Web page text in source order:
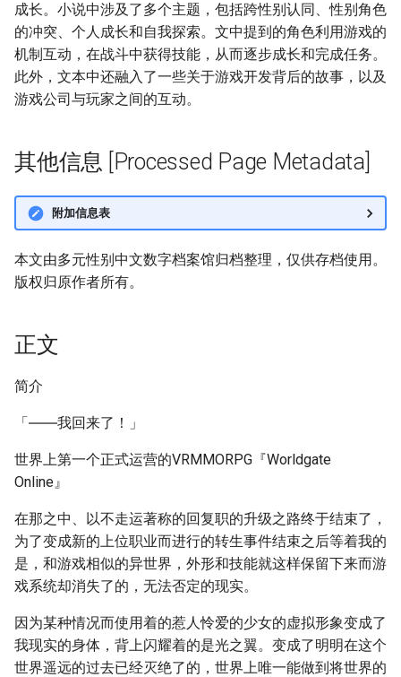
成长。小说中涉及了多个主题，包括跨性别认同、性别角色
的冲突、个人成长和自我探索。文中提到的角色利用游戏的
机制互动，在战斗中获得技能，从而逐步成长和完成任务。
此外，文本中还融入了一些关于游戏开发背后的故事，以及
游戏公司与玩家之间的互动。
其他信息 [Processed Page Metadata]
附加信息表
本文由多元性别中文数字档案馆归档整理，仅供存档使用。
版权归原作者所有。
正文
简介
「――我回来了！」
世界上第一个正式运营的VRMMORPG『Worldgate
Online』
在那之中、以不走运著称的回复职的升级之路终于结束了，
为了变成新的上位职业而进行的转生事件结束之后等着我的
是，和游戏相似的异世界，外形和技能就这样保留下来而游
戏系统却消失了的，无法否定的现实。
因为某种情况而使用着的惹人怜爱的少女的虚拟形象变成了
我现实的身体，背上闪耀着的是光之翼。变成了明明在这个
世界遥远的过去已经灭绝了的，世界上唯一能做到将世界的